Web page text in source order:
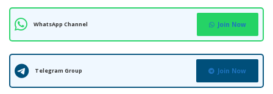
WhatsApp Channel Join Now
Telegram Group Join Now